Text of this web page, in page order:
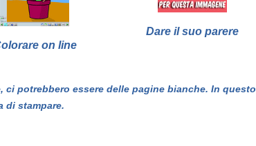
on line
Dare il suo parere
ci potrebbero essere delle pagine bianche. In questo
di stampare.